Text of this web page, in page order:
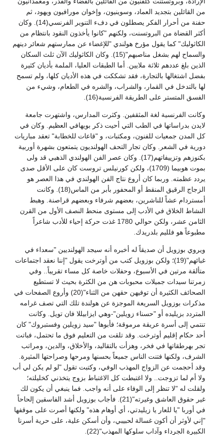
من القائلين بتجديد العماد، وسوينيون، وإخوان مورافيون ويهود، ثم
حفنة من أحرار الفكر يصطلون في دفء التنوير الفرنسي(14). وكان
أكثر القضاة من البروتسنت، ولكنهم "كانوا يأخذون النقود بانتظام من
الكاثوليك" كما يقول مؤرخ هولندي "للإغضاء عن ممارستهم شعائر دينهم
والسماح لهم بشغل مناصبهم"(15). وكان الكاثوليك الآن ثلث السكان
الذين بلغ عددهم ثلاثة ملايين. أما الطبقات العليا، الملمة بأديان كثيرة
بفضل اشتغالها بالتجارة، فقد تشككت في هذه الأديان كلها، ولم تسمح
لها بالتدخل في القمار، والشراب، والشره في الطعام، وشيء من
الفسق المتستر على الطريقة الفرنسية(16).
وكانت الفرنسية لغة المثقفين. وكثرت المدارس، واشتهرت جامعة
لايدن بدراساتها في الطب التي أحيت ذكر بويهافي العظيم. وكان في
كل المدن جمعيات للفنون، ومكتبات، و "قاعات للخطابة" تعقد مباريات
دورية في الشعر. وكان تجار التحف الهولنديون يتمتعون بشهرة أوربية
بكنوزهم وتزييفاتهم(17). وكان عصر الفن الهولندي الذهبي قد ولى
بموت هوبيما (1709)، ولكن كورنيلس تروست كان على الأقل صدى
يردد عظمته. وربما كان أروع نتاج الفن الهولندي في هذا العصر هو
الزجاج الرقيق المنقط أو المحفور بأبر من الماس(18). وكانت
أمستردام عشاً للناشرين، بعضهم شرفاء وبعضهم قراصنة. وهبط
النشاط الخلاق في الأدب إلى مستوى منحط النصف الأول من القرن
الثامن عشر، ولكن حوالي 1780 غذت حركة إحياء للأدب شاعراً
مطبوعاً هو فلليم بلدريدك.
ويروي بوزويل أن صديقاً له أخبره أنه سيجد الهولنديين "سعداء في
غبائهم"(19)؛ ولكن بوزويل كتب من أوترخت يقول "إننا نعقد اجتماعات
متألقة مرتين في الأسبوع، وحفلات خاصة كل مساء تقريباً.. وفي
زمرتنا سيدات جميلات محبوبات هن من الكثرة بحيث لا تستطيع
الصحائف الكثيرة أن توفيهن حقهن من الثناء"(20) وأروع الصفحات في
مذكرات بوزويل السريعة الموجزة عن هولندة تلك التي تصف غرامه
المتردد بزيليده أو "حسناء زويلين"-وهي ايزابيللا فان تويل. وكانت
تنتمي إلى أسرة عريقة مرموقة؛ فأبوها "سيد زويلين وفستبروك" كان
أحد حكام إقليم أوترخت. وقد تلقت من التعليم فوق ما تحتمل، فباتت
تجر بهرطقاتها في فخر، وهزأت بالتقاليد، والأخلاق، والدين، ومراتب
الشرف، ولكنها فتنت الناس جميعاً بحسنها ومرحها وصراحتها المثيرة.
وقد أحجمت عن الزواج المهذب الوفي، وكتبت تقول "لو لم يكن لي أب
ولا أم لما تزوجت.. ولا اغتبطت كل الاغتباط بزوج يتخذني كخليلته؛
ولقلت له "لا تنظر إلى الوفاء على أنه واجب. فما ينبغي أن يكون لك
غير حقوق العاشق وغيرته"(21). فأجاب بوزويل أشد الفاسقين إلحاحاً
في أوربا "يا للعار يا زيليدتي، أي أوهام هذه" ولكنها أصرت على موقفها
"إني لأوثر أن أكون غسالة لحبيبي، وأن أسكن علية، على حرية أسرنا
الكبيرة الجرداء وآداب سلوكها المهذب"(22).